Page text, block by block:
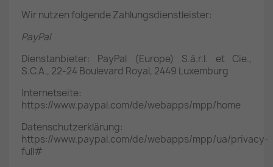
Wir nutzen folgende Zahlungsdienstleister:
PayPal
Dienstanbieter: PayPal (Europe) S.à.r.l. et Cie.,
S.C.A., 22-24 Boulevard Royal, 2449 Luxemburg
Internetseite:
https://www.paypal.com/de/webapps/mpp/home
Datenschutzerklärung:
https://www.paypal.com/de/webapps/mpp/ua/privacy-
full#